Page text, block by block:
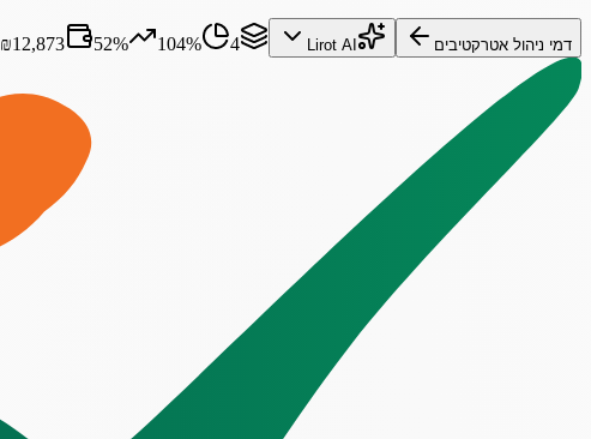
דמי ניהול אטרקטיבים Lirot AI
4
104%
52% ₪12,873 מ׳